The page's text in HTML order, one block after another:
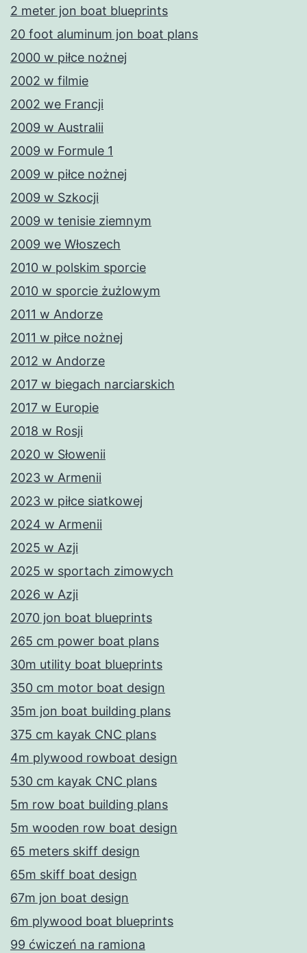
2 meter jon boat blueprints
20 foot aluminum jon boat plans
2000 w piłce nożnej
2002 w filmie
2002 we Francji
2009 w Australii
2009 w Formule 1
2009 w piłce nożnej
2009 w Szkocji
2009 w tenisie ziemnym
2009 we Włoszech
2010 w polskim sporcie
2010 w sporcie żużlowym
2011 w Andorze
2011 w piłce nożnej
2012 w Andorze
2017 w biegach narciarskich
2017 w Europie
2018 w Rosji
2020 w Słowenii
2023 w Armenii
2023 w piłce siatkowej
2024 w Armenii
2025 w Azji
2025 w sportach zimowych
2026 w Azji
2070 jon boat blueprints
265 cm power boat plans
30m utility boat blueprints
350 cm motor boat design
35m jon boat building plans
375 cm kayak CNC plans
4m plywood rowboat design
530 cm kayak CNC plans
5m row boat building plans
5m wooden row boat design
65 meters skiff design
65m skiff boat design
67m jon boat design
6m plywood boat blueprints
99 ćwiczeń na ramiona